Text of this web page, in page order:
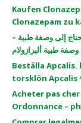
Kaufen
Clonazepam zu
إلى وصفة طبية –
Beställa
torsklön Apcalis
Acheter pas
Ordonnance –